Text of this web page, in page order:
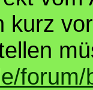
kurz